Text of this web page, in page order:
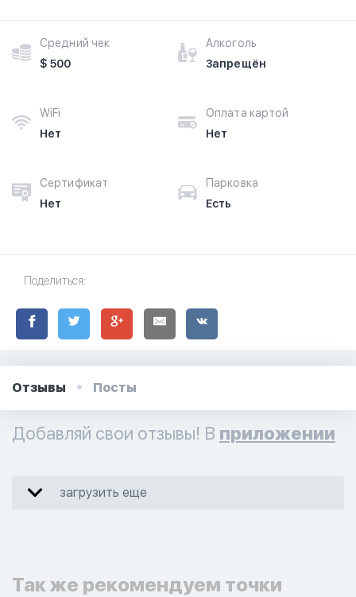
Средний чек
$ 500
Алкоголь
Запрещён
WiFi
Нет
Оплата картой
Нет
Сертификат
Нет
Парковка
Есть
Поделиться:
Отзывы Посты
Добавляй свои отзывы! В приложении
загрузить еще
Так же рекомендуем точки